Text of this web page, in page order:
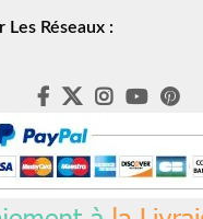
Les Réseaux :